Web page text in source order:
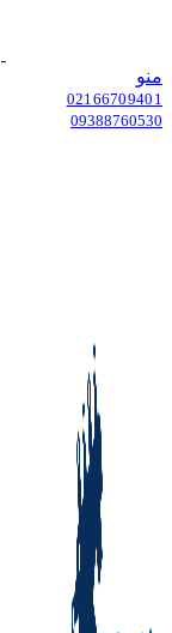
منو
02166709401
09388760530